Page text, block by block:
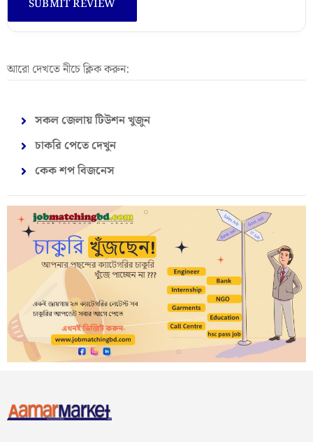
আরো দেখতে নীচে ক্লিক করুন:
সকল জেলায় টিউশন খুজুন
চাকরি পেতে দেখুন
কেক শপ বিজনেস